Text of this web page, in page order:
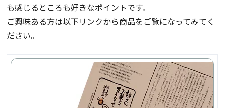
も感じるところも好きなポイントです。
ご興味ある方は以下リンクから商品をご覧になってみてく
ださい。